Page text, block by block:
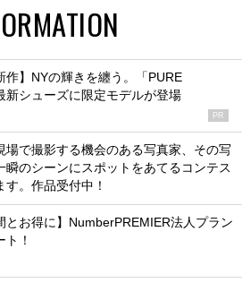
作】NYの輝きを纏う。「PURE
新シューズに限定モデルが登場
PR
場で撮影する機会のある写真家、その写
瞬のシーンにスポットをあてるコンテス
す。作品受付中！
とお得に】NumberPREMIER法人プラン
！